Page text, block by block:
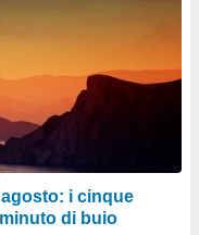
i cinque
di buio